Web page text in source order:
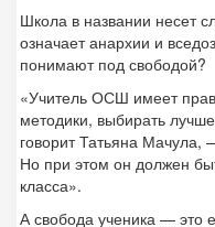
Школа в названии несет
означает анархии и
понимают под свободой?
«Учитель ОСШ имеет
методики, выбирать
говорит Татьяна Мачула,
Но при этом он должен
класса».
А свобода ученика — это